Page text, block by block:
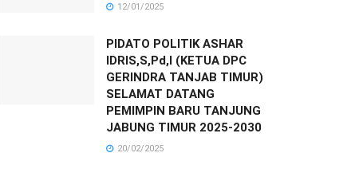
12/01/2025
PIDATO POLITIK ASHAR
IDRIS,S,Pd,I (KETUA DPC
GERINDRA TANJAB TIMUR)
SELAMAT DATANG
PEMIMPIN BARU TANJUNG
JABUNG TIMUR 2025-2030
20/02/2025